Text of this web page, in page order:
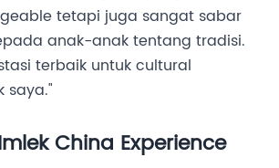
tetapi juga sangat sabar
anak-anak tentang tradisi.
terbaik untuk cultural
saya."
China Experience